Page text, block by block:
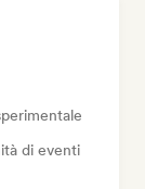
di eventi